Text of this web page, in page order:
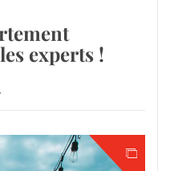
experts !